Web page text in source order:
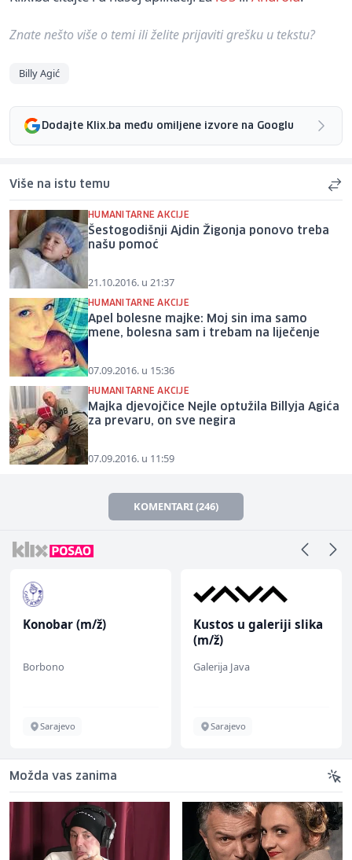
Znate nešto više o temi ili želite prijaviti grešku u tekstu?
Billy Agić
Dodajte Klix.ba među omiljene izvore na Googlu
Više na istu temu
HUMANITARNE AKCIJE
Šestogodišnji Ajdin Žigonja ponovo treba
našu pomoć
21.10.2016. u 21:37
HUMANITARNE AKCIJE
Apel bolesne majke: Moj sin ima samo
mene, bolesna sam i trebam na liječenje
07.09.2016. u 15:36
HUMANITARNE AKCIJE
Majka djevojčice Nejle optužila Billyja Agića
za prevaru, on sve negira
07.09.2016. u 11:59
KOMENTARI (246)
Konobar (m/ž)
Borbono
Sarajevo
Kustos u galeriji slika
(m/ž)
Galerija Java
Sarajevo
Možda vas zanima